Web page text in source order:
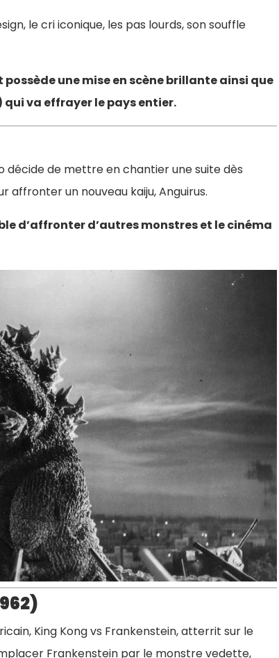
le cri iconique, les pas lourds, son souffle
une mise en scène brillante ainsi que
qui va effrayer le pays entier.
décide de mettre en chantier une suite dès
affronter un nouveau kaiju, Anguirus.
d’affronter d’autres monstres et le cinéma
King Kong vs Frankenstein, atterrit sur le
Frankenstein par le monstre vedette,